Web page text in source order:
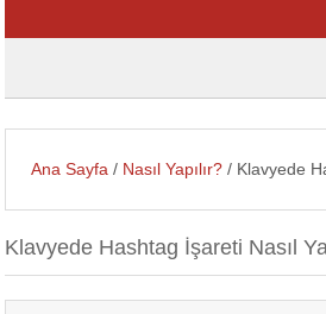
Ana Sayfa / Nasıl Yapılır? / Klavyede
Klavyede Hashtag İşareti Nasıl